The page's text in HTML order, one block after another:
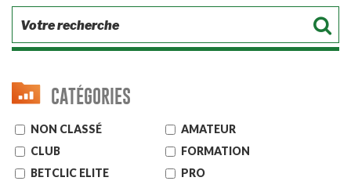
CATÉGORIES
NON CLASSÉ
AMATEUR
CLUB
FORMATION
BETCLIC ELITE
PRO